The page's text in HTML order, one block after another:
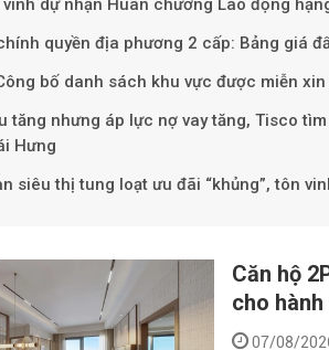
dự nhận Huân chương Lao động
quyền địa phương 2 cấp: Bảng giá
bố danh sách khu vực được miễn
tăng nhưng áp lực nợ vay tăng, Tisco
Hưng
siêu thị tung loạt ưu đãi “khủng”, tôn
Căn hộ
cho
07/08/